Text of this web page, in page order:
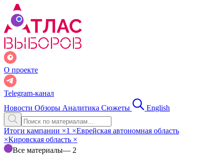
О проекте
Telegram-канал
Новости Обзоры Аналитика Сюжеты English
Итоги кампании ×1 ×Еврейская автономная область
×Кировская область ×
Все материалы— 2